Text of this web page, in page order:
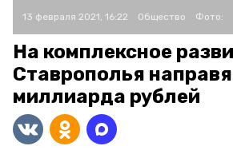
13 февраля 2021, 16:22 Общество Фото:
На комплексное
Ставрополья
миллиарда рублей